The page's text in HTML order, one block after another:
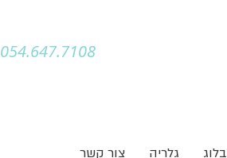
054.647.7108
בלוג גלריה צור קשר